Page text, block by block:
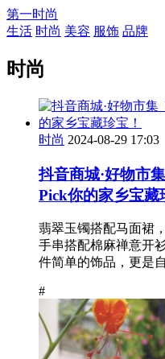
第一时尚
生活 时尚 美容 服饰 品牌
时尚
时尚 2024-08-29 17:03
抖音商城·好物市
Pick你的家乡宝藏
翡翠玉镯搭配马面裙
手串搭配棉麻禅意开
件简单的饰品，更是
#